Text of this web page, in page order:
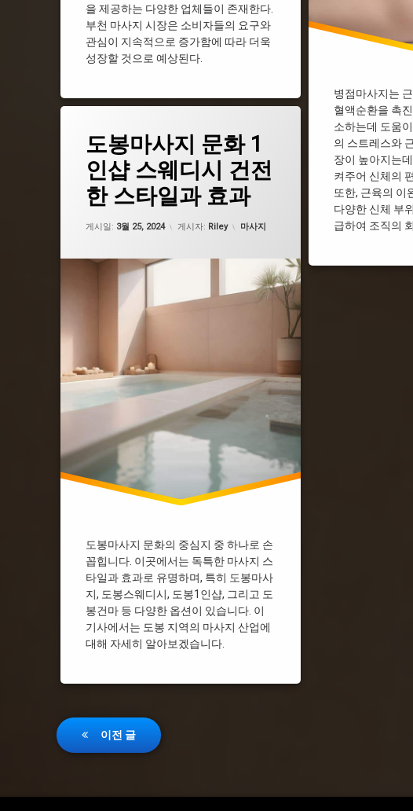
을 제공하는 다양한 업체들이 존재한다.
부천 마사지 시장은 소비자들의 요구와
관심이 지속적으로 증가함에 따라 더욱
성장할 것으로 예상된다.
병점마사지는
혈액순환을 촉
소하는데 도움
의 스트레스와
장이 높아지는
켜주어 신체의
또한, 근육의 이
다양한 신체 부
급하여 조직의
도봉마사지 문화 1
인샵 스웨디시 건전
한 스타일과 효과
게시일: 3월 25, 2024
업데이트 날짜: 2월 19, 2025
게시자: Riley 카테고리:
마사지
도봉마사지 문화의 중심지 중 하나로 손
꼽힙니다. 이곳에서는 독특한 마사지 스
타일과 효과로 유명하며, 특히 도봉마사
지, 도봉스웨디시, 도봉1인샵, 그리고 도
봉건마 등 다양한 옵션이 있습니다. 이
기사에서는 도봉 지역의 마사지 산업에
대해 자세히 알아보겠습니다.
도봉1인샵
도봉건마
도봉마사지
도봉스웨디시
글
탐
이전 글